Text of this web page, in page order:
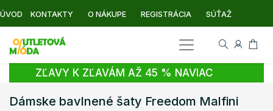
ÚVOD KONTAKTY O NÁKUPE REGISTRÁCIA SÚŤAŽ
ZĽAVY K ZĽAVÁM AŽ 45 % NAVIAC
Dámske bavlnené šaty Freedom Malfini